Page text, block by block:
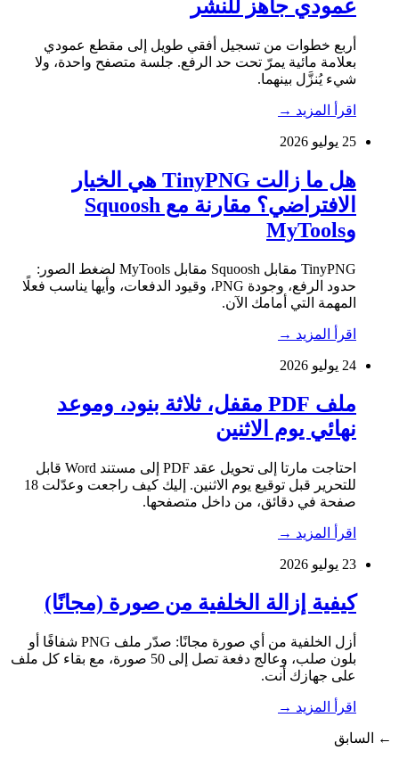
عمودي جاهز للنشر
أربع خطوات من تسجيل أفقي طويل إلى مقطع عمودي
بعلامة مائية يمرّ تحت حد الرفع. جلسة متصفح واحدة، ولا
شيء يُنزَّل بينهما.
اقرأ المزيد →
25 يوليو 2026
هل ما زالت TinyPNG هي الخيار
الافتراضي؟ مقارنة مع Squoosh
وMyTools
TinyPNG مقابل Squoosh مقابل MyTools لضغط الصور:
حدود الرفع، وجودة PNG، وقيود الدفعات، وأيها يناسب فعلًا
المهمة التي أمامك الآن.
اقرأ المزيد →
24 يوليو 2026
ملف PDF مقفل، ثلاثة بنود، وموعد
نهائي يوم الاثنين
احتاجت مارتا إلى تحويل عقد PDF إلى مستند Word قابل
للتحرير قبل توقيع يوم الاثنين. إليك كيف راجعت وعدّلت 18
صفحة في دقائق، من داخل متصفحها.
اقرأ المزيد →
23 يوليو 2026
كيفية إزالة الخلفية من صورة (مجانًا)
أزل الخلفية من أي صورة مجانًا: صدّر ملف PNG شفافًا أو
بلون صلب، وعالج دفعة تصل إلى 50 صورة، مع بقاء كل ملف
على جهازك أنت.
اقرأ المزيد →
←
السابق